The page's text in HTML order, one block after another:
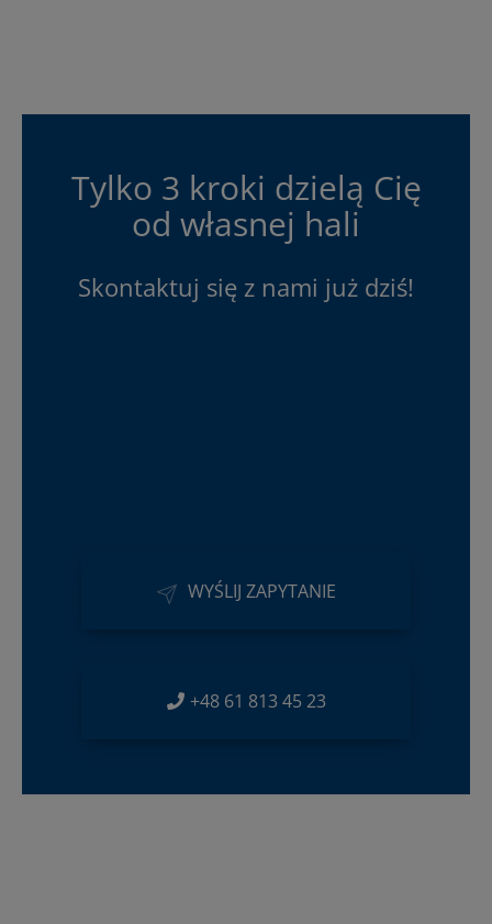
Tylko 3 kroki dzielą Cię
od własnej hali
Skontaktuj się z nami już dziś!
WYŚLIJ ZAPYTANIE
+48 61 813 45 23